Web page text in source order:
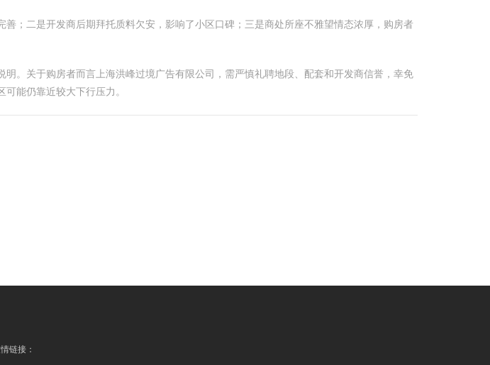
；二是开发商后期拜托质料欠安，影响了小区口碑；三是商处所座不雅望情态浓厚，购房者
。关于购房者而言上海洪峰过境广告有限公司，需严慎礼聘地段、配套和开发商信誉，幸免
能仍靠近较大下行压力。
链接：